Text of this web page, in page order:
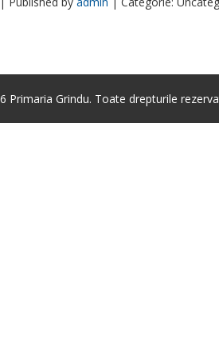
Primaria Grindu. Toate drepturile